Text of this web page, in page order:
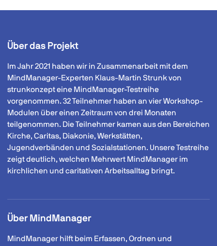
Über das Projekt
Im Jahr 2021 haben wir in Zusammenarbeit mit dem
MindManager-Experten Klaus-Martin Strunk von
strunkonzept eine MindManager-Testreihe
vorgenommen. 32 Teilnehmer haben an vier Workshop-
Modulen über einen Zeitraum von drei Monaten
teilgenommen. Die Teilnehmer kamen aus den Bereichen
Kirche, Caritas, Diakonie, Werkstätten,
Jugendverbänden und Sozialstationen. Unsere Testreihe
zeigt deutlich, welchen Mehrwert MindManager im
kirchlichen und caritativen Arbeitsalltag bringt.
Über MindManager
MindManager hilft beim Erfassen, Ordnen und